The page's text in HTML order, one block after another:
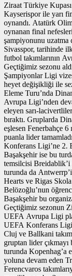
Ziraat Türkiye
Kayserispor ile yarı
oynandı. Atatürk
oynanan final
şampiyonunu uzatma
Sivasspor, tarihinde
futbol takımlarının
Geçtiğimiz sezonu
Şampiyonlar Ligi
heyet değişikliği ile
Eleme Turu’nda
Avrupa Ligi’nden
eleyen sarı-
bıraktı. Gruplarda
eşlesen Fenerbahçe
puanla lider
Konferans Ligi’ne 2.
Başakşehir ise bu
temsilcisi Breidablik’i
turunda da
Hearts ve Rigas
Belözoğlu’nun
Başakşehir bu
Geçtiğimiz sezonun
UEFA Avrupa Ligi
UEFA Konferans
Cluj ve Ballkani
gruptan lider
turunda Kopenhag’a
yoluna devam eden
Ferencvaros